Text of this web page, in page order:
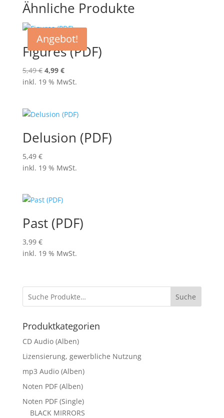
Ähnliche Produkte
Angebot!
Figures (PDF)
5,49€ Ursprünglicher
Preis
4,99 €Aktueller
Preis
inkl. 19 % MwSt.
Delusion (PDF)
5,49 €
inkl. 19 % MwSt.
Past (PDF)
3,99 €
inkl. 19 % MwSt.
Suche
Produktkategorien
CD Audio (Alben)
Lizensierung, gewerbliche Nutzung
mp3 Audio (Alben)
Noten PDF (Alben)
Noten PDF (Single)
BLACK MIRRORS